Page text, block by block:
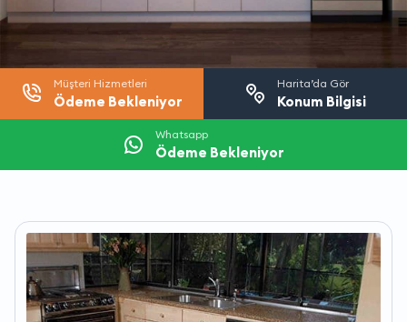
Müşteri Hizmetleri
Ödeme Bekleniyor
Harita’da Gör
Konum Bilgisi
Whatsapp
Ödeme Bekleniyor